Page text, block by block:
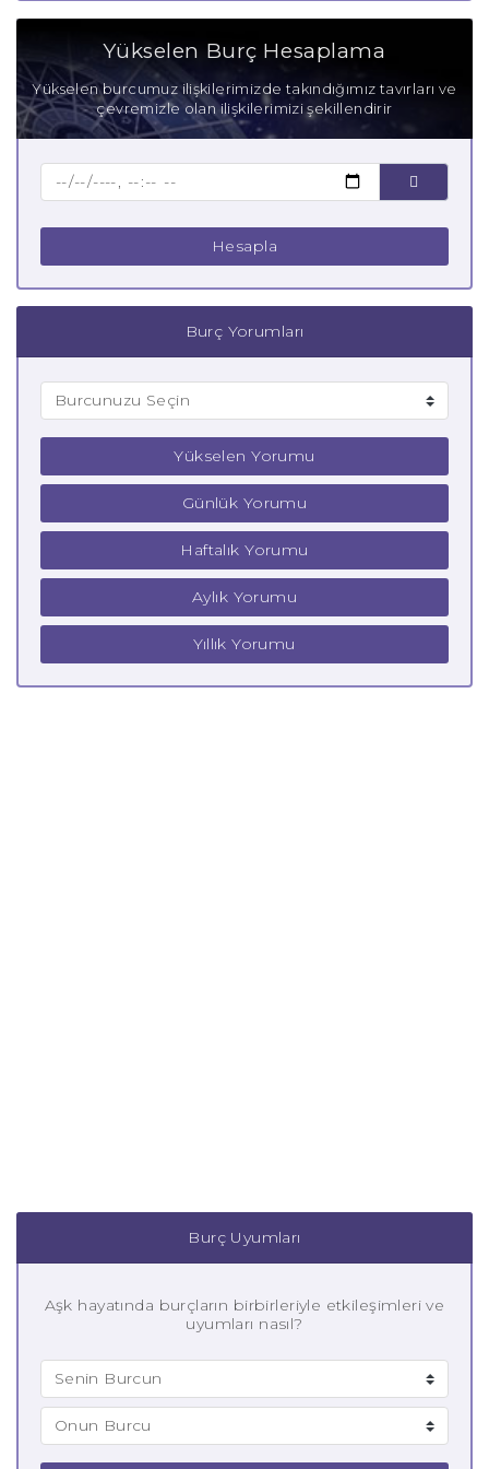
Anne Başak Burcu
Baba Başak Burcu
Yükselen Burç Hesaplama
Yükselen burcumuz ilişkilerimizde takındığımız tavırları ve
çevremizle olan ilişkilerimizi şekillendirir
Hesapla
Burç Yorumları
Yükselen Yorumu
Günlük Yorumu
Haftalık Yorumu
Aylık Yorumu
Yıllık Yorumu
Burç Uyumları
Aşk hayatında burçların birbirleriyle etkileşimleri ve
uyumları nasıl?